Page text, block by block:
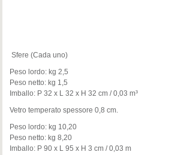
Sfere (Cada uno)
Peso lordo: kg 2,5
Peso netto: kg 1,5
Imballo: P 32 x L 32 x H 32 cm / 0,03 m³
Vetro temperato spessore 0,8 cm.
Peso lordo: kg 10,20
Peso netto: kg 8,20
Imballo: P 90 x L 95 x H 3 cm / 0,03 m